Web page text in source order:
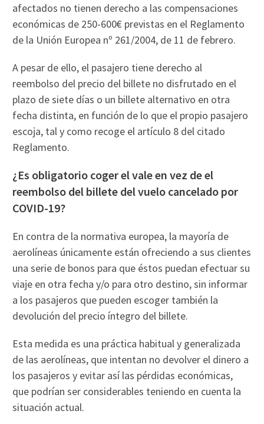
afectados no tienen derecho a las compensaciones
económicas de 250-600€ previstas en el Reglamento
de la Unión Europea nº 261/2004, de 11 de febrero.
A pesar de ello, el pasajero tiene derecho al
reembolso del precio del billete no disfrutado en el
plazo de siete días o un billete alternativo en otra
fecha distinta, en función de lo que el propio pasajero
escoja, tal y como recoge el artículo 8 del citado
Reglamento.
¿Es obligatorio coger el vale en vez de el
reembolso del billete del vuelo cancelado por
COVID-19?
En contra de la normativa europea, la mayoría de
aerolíneas únicamente están ofreciendo a sus clientes
una serie de bonos para que éstos puedan efectuar su
viaje en otra fecha y/o para otro destino, sin informar
a los pasajeros que pueden escoger también la
devolución del precio íntegro del billete.
Esta medida es una práctica habitual y generalizada
de las aerolíneas, que intentan no devolver el dinero a
los pasajeros y evitar así las pérdidas económicas,
que podrían ser considerables teniendo en cuenta la
situación actual.